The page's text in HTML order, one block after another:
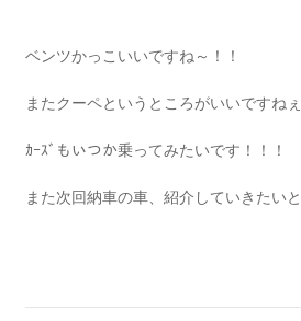
ベンツかっこいいですね～！！
またクーペというところがいいですね
ｶｰｽﾞもいつか乗ってみたいです！！！
また次回納車の車、紹介していきたいと